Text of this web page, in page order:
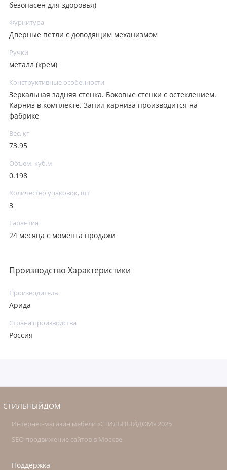
безопасен для здоровья)
Фурнитура
Дверные петли с доводящим механизмом
Ручки
металл (крем)
Конструктивные особенности
Зеркальная задняя стенка. Боковые стенки с остеклением.
Карниз в комплекте. Запил карниза производится на
фабрике
Вес, кг
73.95
Объем, куб.м
0.198
Количество упаковок, шт
3
Гарантия
24 месяца с момента продажи
Производство Характеристики
Производитель
Арида
Страна производства
Россия
СТИЛЬНЫЙДОМ
Интернет-магазин мебели «СТИЛЬНЫЙДОМ» 2025
SEO продвижение сайтов в Москве
Поддержка